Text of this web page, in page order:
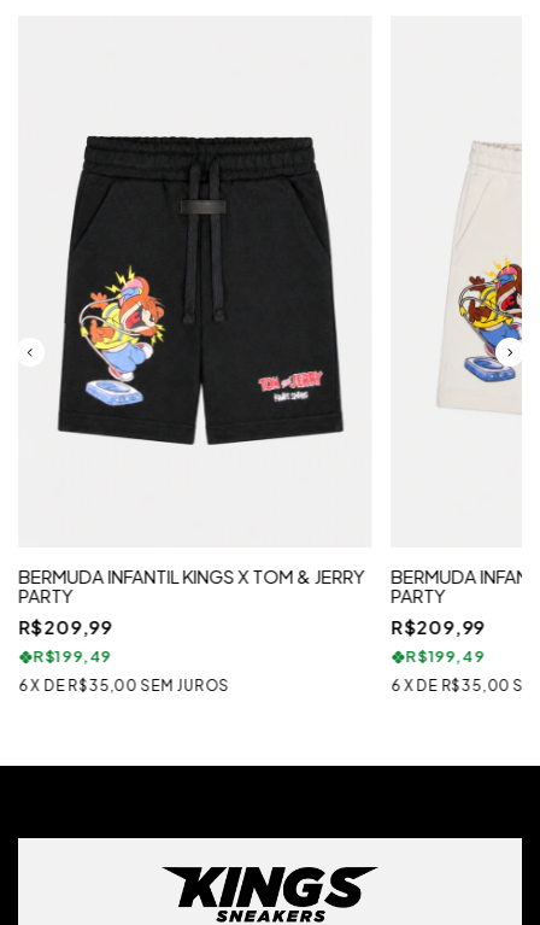
BERMUDA INFANTIL KINGS X TOM & JERRY
PARTY
R$209,99
R$199,49
6X DE R$35,00 SEM JUROS
BERMUDA
PARTY
R$209,99
R$199,49
6 X DE R$35,00